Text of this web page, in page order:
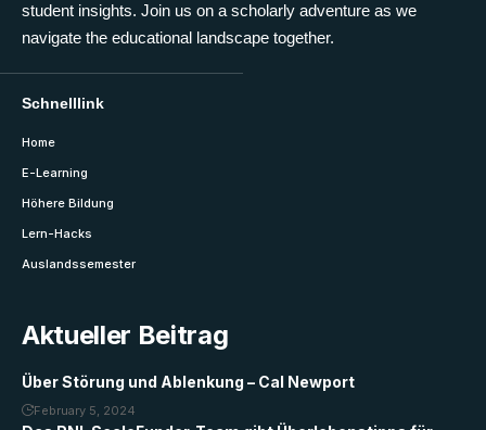
student insights. Join us on a scholarly adventure as we
navigate the educational landscape together.
Schnelllink
Home
E-Learning
Höhere Bildung
Lern-Hacks
Auslandssemester
Aktueller Beitrag
Über Störung und Ablenkung – Cal Newport
February 5, 2024